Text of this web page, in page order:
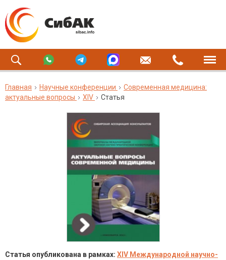
Главная Научные конференции
Современная медицина:
актуальные вопросы
XIV Статья
Статья опубликована в рамках: XIV Международной научно-